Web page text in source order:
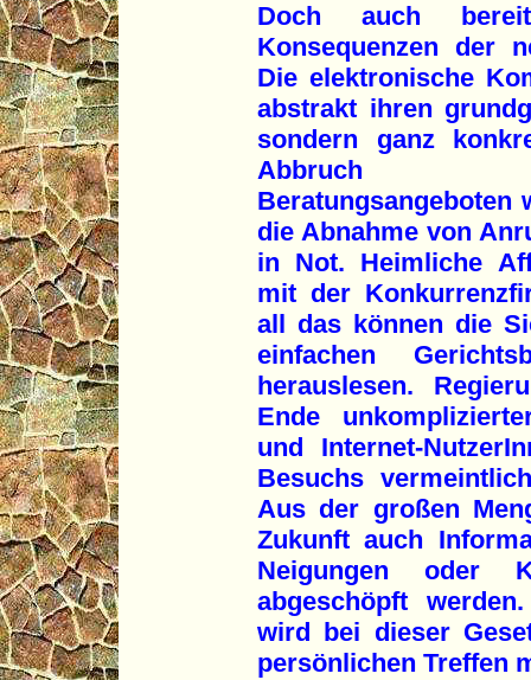
Doch auch
Konsequenzen der
Die elektronische
abstrakt ihren
sondern ganz
Abbruch
Beratungsangeboten
die Abnahme von
in Not. Heimliche
mit der
all das können die
einfachen
herauslesen.
Ende
und Internet-
Besuchs
Aus der großen
Zukunft auch
Neigungen oder
abgeschöpft
wird bei dieser
persönlichen Treffen